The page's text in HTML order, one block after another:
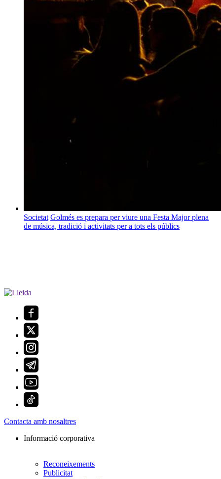
Societat Golmés es prepara per viure una Festa Major plena
de música, tradició i activitats per a tots els públics
Contacta amb nosaltres
Informació corporativa
Reconeixements
Publicitat